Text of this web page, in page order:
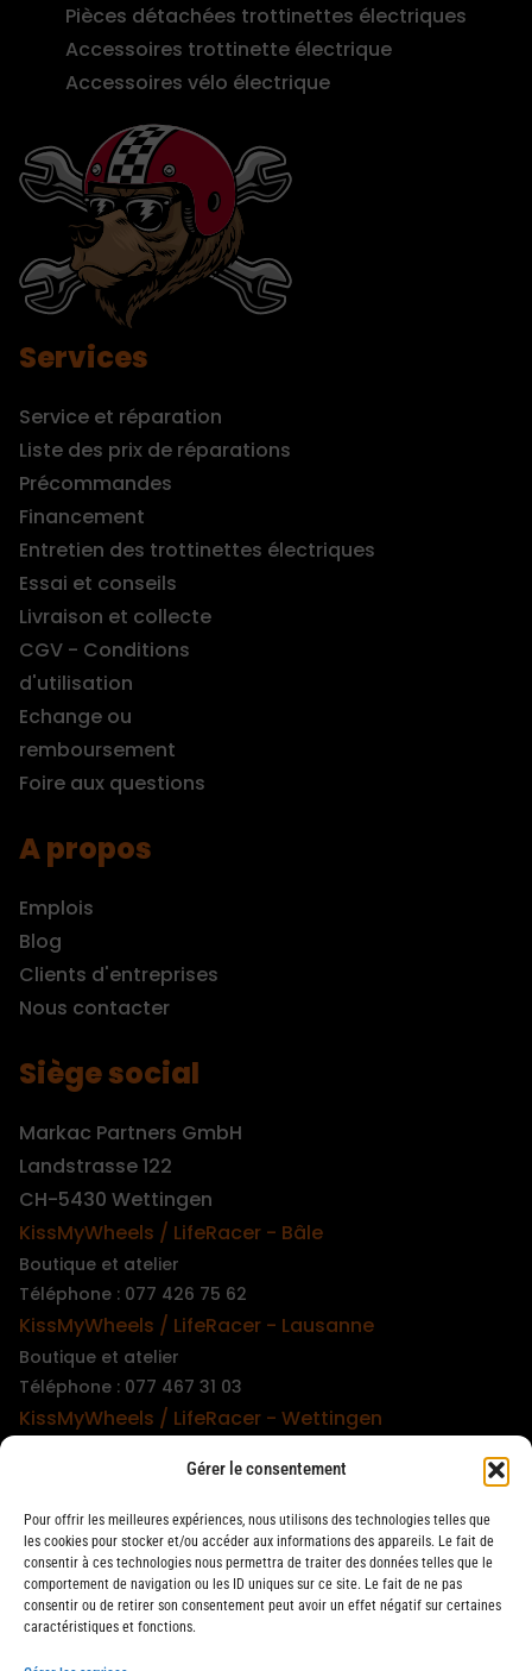
Gérer le consentement
Pour offrir les meilleures expériences, nous utilisons des technologies telles que
les cookies pour stocker et/ou accéder aux informations des appareils. Le fait de
consentir à ces technologies nous permettra de traiter des données telles que le
comportement de navigation ou les ID uniques sur ce site. Le fait de ne pas
consentir ou de retirer son consentement peut avoir un effet négatif sur certaines
caractéristiques et fonctions.
Pièces détachées trottinettes électriques
Accessoires trottinette électrique
Accessoires vélo électrique
Services
Service et réparation
Liste des prix de réparations
Précommandes
Financement
Entretien des trottinettes électriques
Essai et conseils
Livraison et collecte
CGV - Conditions
d'utilisation
Echange ou
remboursement
Foire aux questions
A propos
Emplois
Blog
Clients d'entreprises
Nous contacter
Siège social
Markac Partners GmbH
Landstrasse 122
CH-5430 Wettingen
KissMyWheels / LifeRacer - Bâle
Boutique et atelier
Téléphone : 077 426 75 62
KissMyWheels / LifeRacer - Lausanne
Boutique et atelier
Téléphone : 077 467 31 03
KissMyWheels / LifeRacer - Wettingen
Téléphone : 079 747 00 36
KissMyWheels / LifeRacer - Zürich Unterstrass
Boutique et atelier
Téléphone : 078 261 06 40
KissMyWheels / LifeRacer - Zürich Wiedikon
Atelier
Téléphone : 044 594 48 87